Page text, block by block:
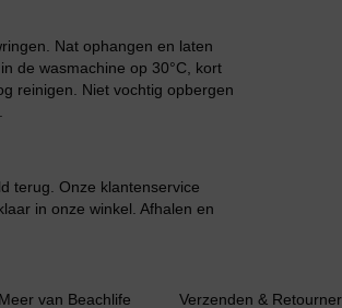
Nat ophangen en laten
de wasmachine op 30°C, kort
reinigen. Niet vochtig opbergen
terug. Onze klantenservice
in onze winkel. Afhalen en
Meer van Beachlife Verzenden &
Slipdress